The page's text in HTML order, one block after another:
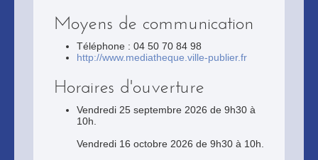
Moyens de communication
Téléphone : 04 50 70 84 98
http://www.mediatheque.ville-publier.fr
Horaires d'ouverture
Vendredi 25 septembre 2026 de 9h30 à
10h.
Vendredi 16 octobre 2026 de 9h30 à 10h.